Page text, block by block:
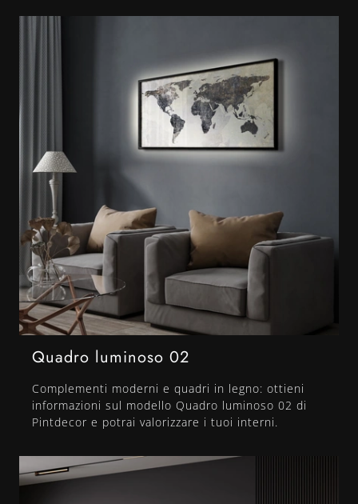
Quadro luminoso 02
Complementi moderni e quadri in legno: ottieni
informazioni sul modello Quadro luminoso 02 di
Pintdecor e potrai valorizzare i tuoi interni.